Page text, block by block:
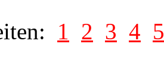
1 2 3 4 5